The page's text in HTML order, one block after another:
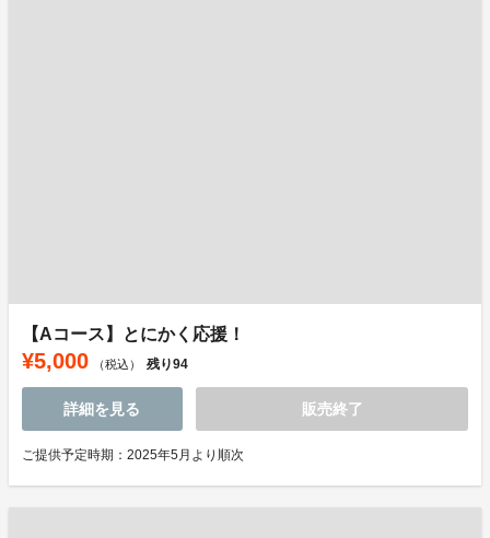
【Aコース】とにかく応援！
¥5,000 （税込） 残り94
詳細を見る 販売終了
ご提供予定時期：2025年5月より順次